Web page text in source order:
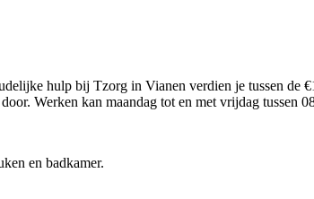
hulp bij Tzorg in Vianen verdien je tussen
Werken kan maandag tot en met vrijdag tussen
en badkamer.